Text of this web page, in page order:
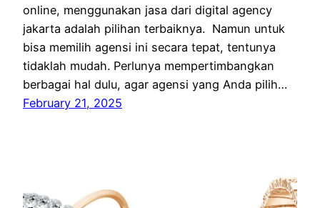
online, menggunakan jasa dari digital agency
jakarta adalah pilihan terbaiknya. Namun untuk
bisa memilih agensi ini secara tepat, tentunya
tidaklah mudah. Perlunya mempertimbangkan
berbagai hal dulu, agar agensi yang Anda pilih…
February 21, 2025